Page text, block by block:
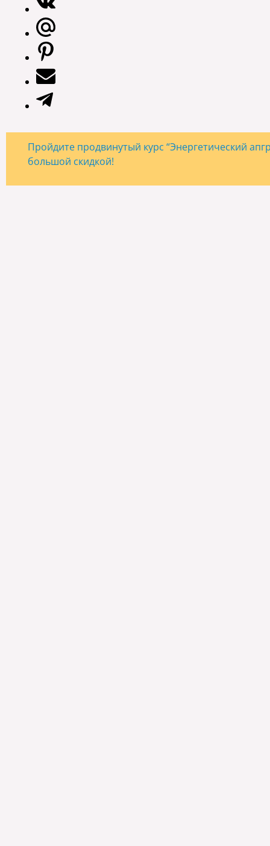
Пройдите продвинутый курс “Энергетический
большой скидкой!